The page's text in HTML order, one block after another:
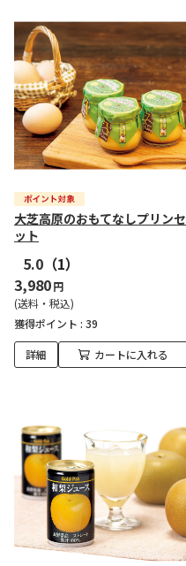
大芝高原のおもてなしプリンセ
ット
5.0 （1）
3,980円
(送料・税込)
獲得ポイント : 39
詳細 カートに入れる